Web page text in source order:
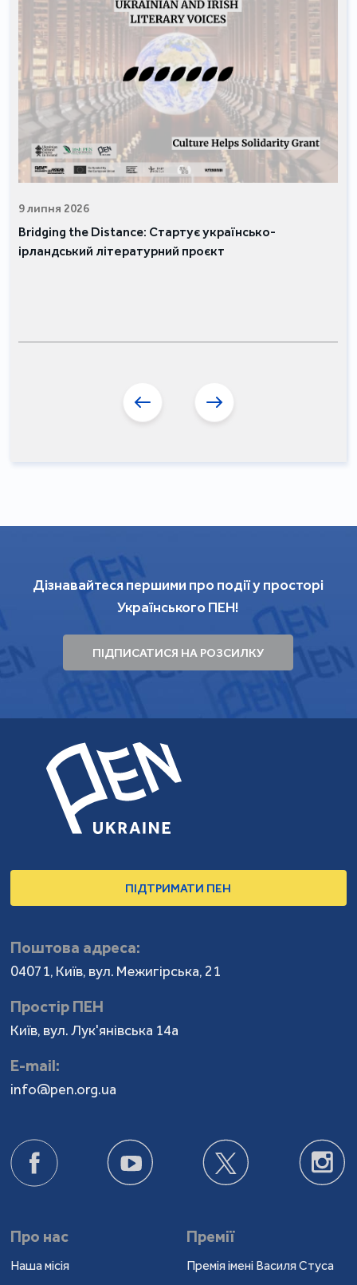
9 липня 2026
Bridging the Distance: Стартує українсько-
ірландський літературний проєкт
Дізнавайтеся першими про події у просторі
Українського ПЕН!
ПІДПИСАТИСЯ НА РОЗСИЛКУ
ПІДТРИМАТИ ПЕН
Поштова адреса:
04071, Київ, вул. Межигірська, 21
Простір ПЕН
Київ, вул. Лук'янівська 14а
Е-mail:
info@pen.org.ua
Про нас
Наша місія
Премії
Премія імені Василя Стуса